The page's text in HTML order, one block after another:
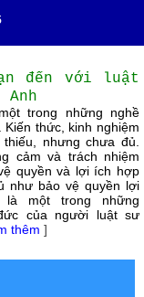
đến với luật
Anh
trong những nghề
Kiến thức, kinh nghiệm
nhưng chưa đủ.
cảm và trách nhiệm
quyền và lợi ích hợp
như bảo vệ quyền lợi
một trong những
của người luật sư
thêm ]